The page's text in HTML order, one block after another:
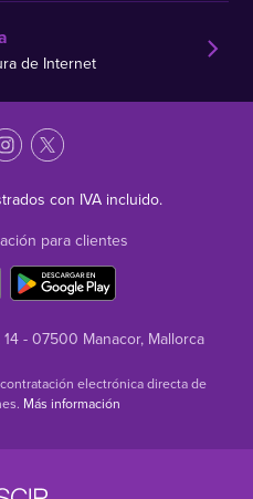
de Internet
con IVA incluido.
para clientes
- 07500 Manacor, Mallorca
electrónica directa de
Más información